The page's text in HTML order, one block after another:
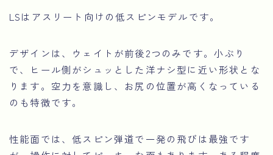
LSはアスリート向けの低スピンモデルです。
デザインは、ウェイトが前後2つのみです。小ぶり
で、ヒール側がシュッとした洋ナシ型に近い形状とな
ります。空力を意識し、お尻の位置が高くなっている
のも特徴です。
性能面では、低スピン弾道で一発の飛びは最強です